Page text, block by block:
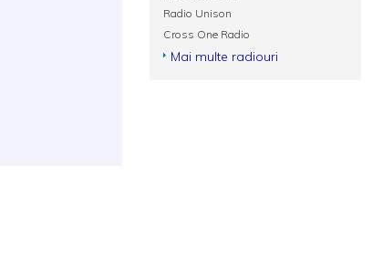
Radio Unison
Cross One Radio
Mai multe radiouri